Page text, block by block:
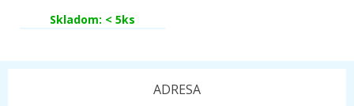
Skladom: < 5ks
ADRESA